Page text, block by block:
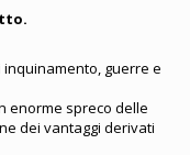
guerre e
enorme spreco delle
dei vantaggi derivati